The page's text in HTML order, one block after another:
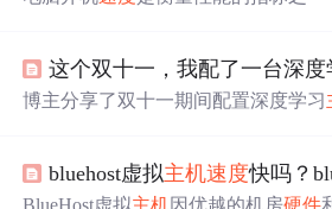
导，可以跳过部分初始化步骤，进一
s 10系统自带的高级休眠模式也能提
D、高性能CPU和内存）、UEFI启动
统优化是实现快速开机的关键因素。
这个双十一，我配了一台深度
博主分享了双十一期间配置深度学习
+机械硬盘组合。
bluehost虚拟主机速度快吗？
BlueHost虚拟主机 因优越的机房硬件